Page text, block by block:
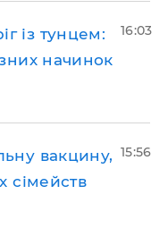
із тунцем:
начинок
16:03
вакцину,
сімейств
15:56